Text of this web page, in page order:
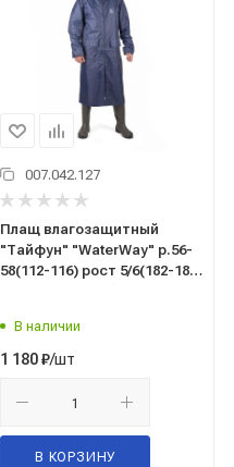
007.042.127
Плащ влагозащитный
"Тайфун" "WaterWay" р.56-
58(112-116) рост 5/6(182-188)
В наличии
1 180₽/шт
В КОРЗИНУ